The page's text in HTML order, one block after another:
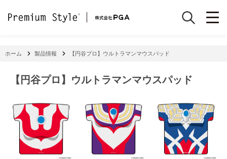
ホーム 製品情報 【円谷プロ】ウルトラマンマウスパッド
【円谷プロ】ウルトラマンマウスパッド